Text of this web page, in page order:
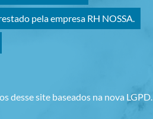
pela empresa RH NOSSA.
desse site baseados na nova LGPD.